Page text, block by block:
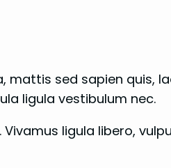
mattis sed sapien quis,
ligula vestibulum nec.
ligula libero,